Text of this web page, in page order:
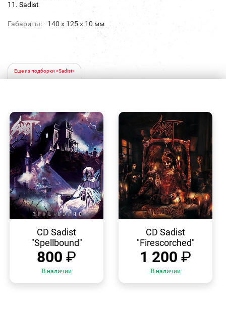
11. Sadist
Габариты: 140 х 125 х 10 мм
Еще из подборки «Sadist»
ПРОСМОТР
CD Sadist
"Spellbound"
800 ₽
В наличии
ПРОСМОТР
CD Sadist
"Firescorched"
1 200 ₽
В наличии